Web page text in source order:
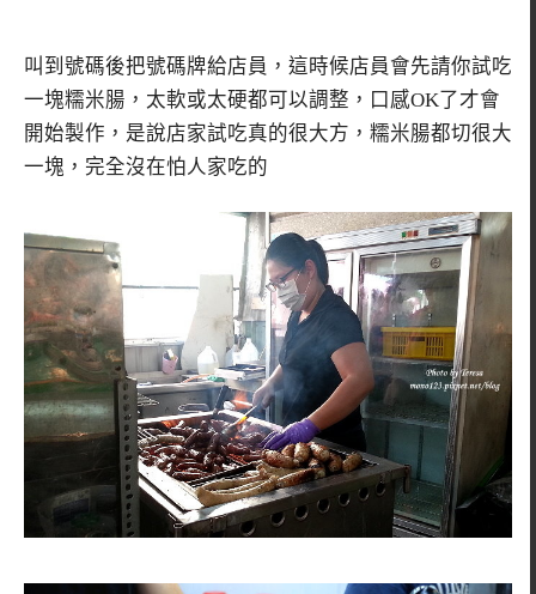
叫到號碼後把號碼牌給店員，這時候店員會先請你試吃
一塊糯米腸，太軟或太硬都可以調整，口感OK了才會
開始製作，是說店家試吃真的很大方，糯米腸都切很大
一塊，完全沒在怕人家吃的